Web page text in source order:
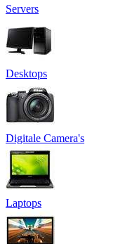
Servers
Desktops
Digitale Camera's
Laptops